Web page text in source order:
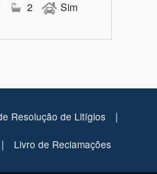
2 Sim
Resolução de Litígios |
| Livro de Reclamações